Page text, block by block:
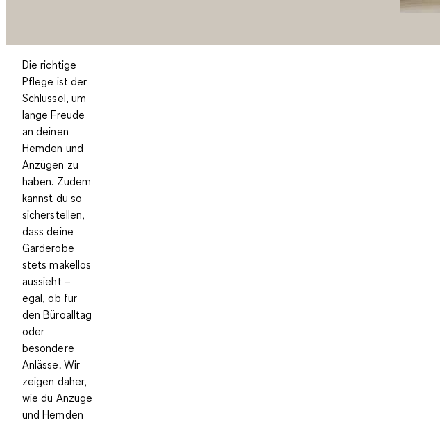
Die richtige
Pflege ist der
Schlüssel, um
lange Freude
an deinen
Hemden und
Anzügen zu
haben. Zudem
kannst du so
sicherstellen,
dass deine
Garderobe
stets makellos
aussieht –
egal, ob für
den Büroalltag
oder
besondere
Anlässe. Wir
zeigen daher,
wie du Anzüge
und Hemden